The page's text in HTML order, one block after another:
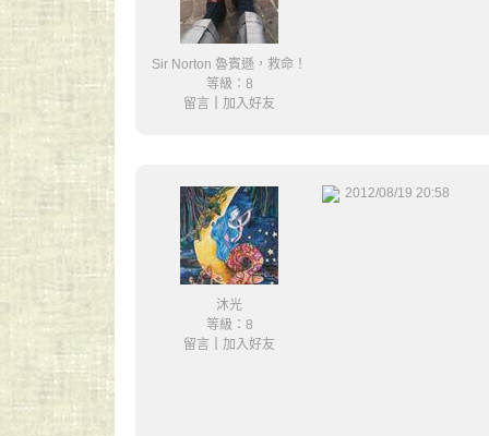
Sir Norton 魯賓遜，救命！
等級：8
留言
加入好友
沐光
等級：8
留言
加入好友
2012/08/19 20:58